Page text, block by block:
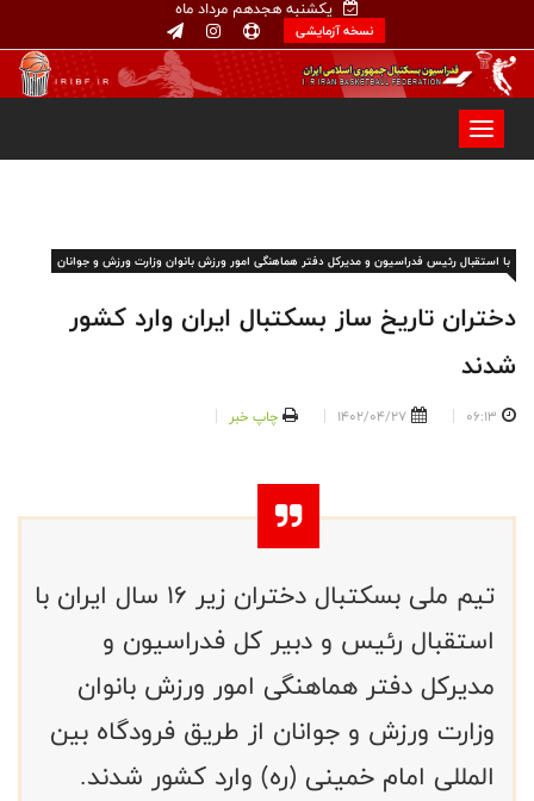
یکشنبه هجدهم مرداد ماه
نسخه آزمایشی
با استقبال رئیس فدراسیون و مدیرکل دفتر هماهنگی امور ورزش بانوان وزارت ورزش و جوانان
دختران تاریخ ساز بسکتبال ایران وارد کشور
شدند
06:13
1402/04/27 چاپ خبر
تیم ملی بسکتبال دختران زیر ۱۶ سال ایران با
استقبال رئیس و دبیر کل فدراسیون و
مدیرکل دفتر هماهنگی امور ورزش بانوان
وزارت ورزش و جوانان از طریق فرودگاه بین
المللی امام خمینی (ره) وارد کشور شدند.